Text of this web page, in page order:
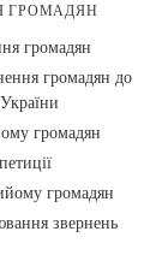
ГРОМАДЯН
громадян
громадян до
громадян
громадян
звернень